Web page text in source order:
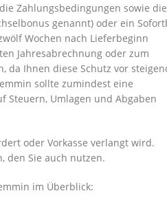
Zahlungsbedingungen sowie die
genannt) oder ein
Wochen nach Lieferbeginn
Jahresabrechnung oder zum
da Ihnen diese Schutz vor
sollte zumindest eine
Steuern, Umlagen und Abgaben
oder Vorkasse verlangt wird.
den Sie auch nutzen.
im Überblick: